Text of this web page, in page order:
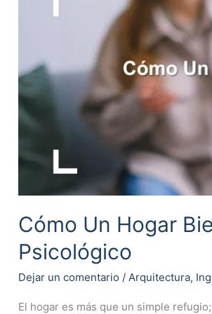
Cómo Un Hogar
Psicológico
Dejar un comentario /Arquitectura,
El hogar es más que un simple
Diseñado
Puede
Transformar
Tu
Psicológico